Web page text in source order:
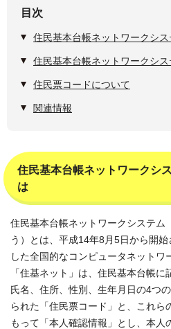
目次
住民基本台帳ネットワークシ
住民基本台帳ネットワークシス
住民票コードについて
関連情報
住民基本台帳ネットワークシ
は
住民基本台帳ネットワークシステム
う）とは、平成14年8月5日から開
した全国的なコンピュータネットワ
「住基ネット」は、住民基本台帳に
氏名、住所、性別、生年月日の4つ
られた「住民票コード」と、これら
もって「本人確認情報」とし、本人